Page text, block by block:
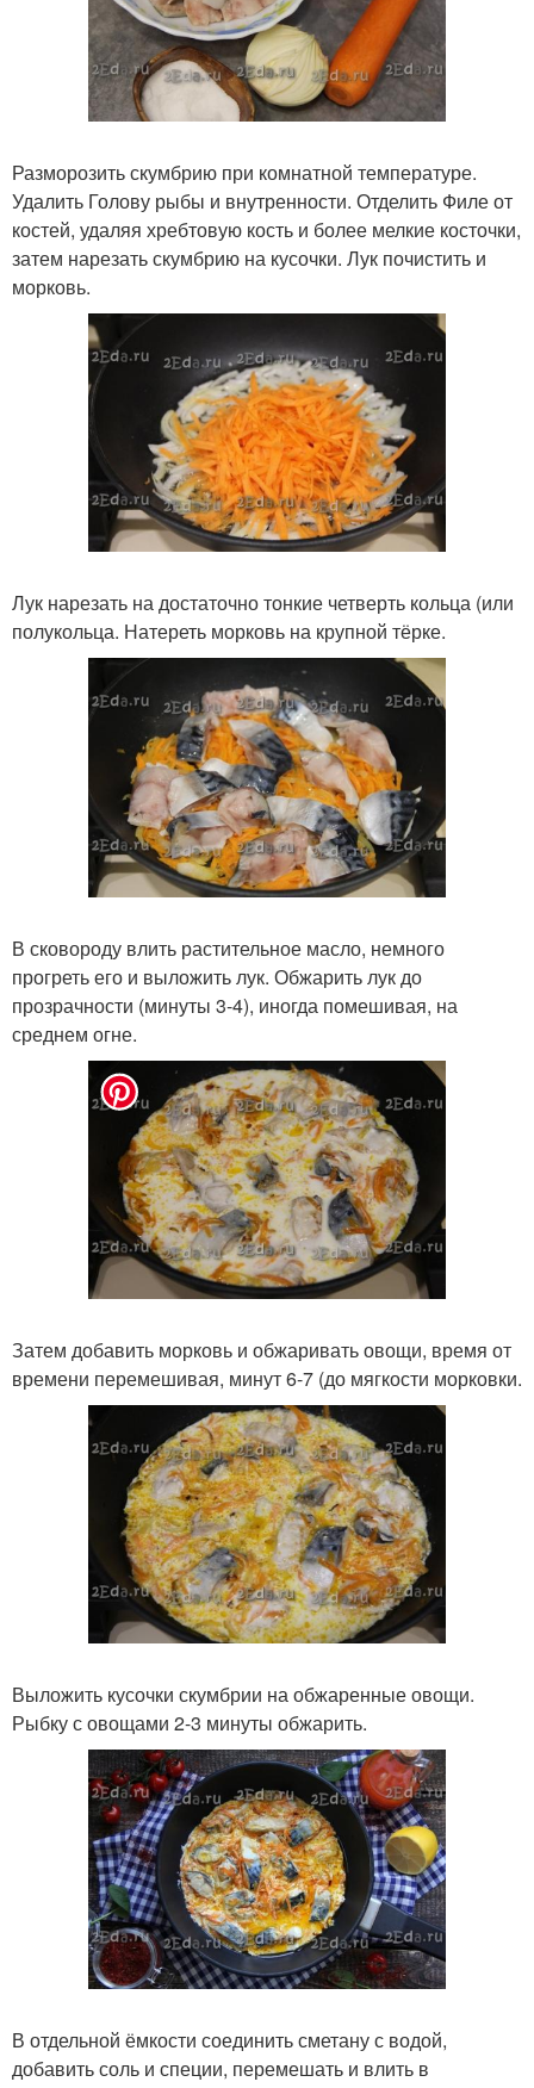
Разморозить скумбрию при комнатной температуре.
Удалить Голову рыбы и внутренности. Отделить Филе от
костей, удаляя хребтовую кость и более мелкие косточки,
затем нарезать скумбрию на кусочки. Лук почистить и
морковь.
Лук нарезать на достаточно тонкие четверть кольца (или
полукольца. Натереть морковь на крупной тёрке.
В сковороду влить растительное масло, немного
прогреть его и выложить лук. Обжарить лук до
прозрачности (минуты 3-4), иногда помешивая, на
среднем огне.
Затем добавить морковь и обжаривать овощи, время от
времени перемешивая, минут 6-7 (до мягкости морковки.
Выложить кусочки скумбрии на обжаренные овощи.
Рыбку с овощами 2-3 минуты обжарить.
В отдельной ёмкости соединить сметану с водой,
добавить соль и специи, перемешать и влить в